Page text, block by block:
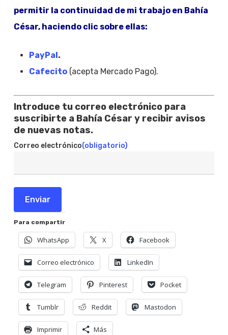
permitir la continuidad de mi trabajo en Bahía
César, haciendo clic sobre ellas:
PayPal .
Cafecito(acepta Mercado Pago).
Introduce tu correo electrónico para
suscribirte a Bahía César y recibir avisos
de nuevas notas.
Correo electrónico(obligatorio)
Enviar
Para compartir
WhatsApp X Facebook
Correo electrónico LinkedIn
Telegram Pinterest Pocket
Tumblr Reddit Mastodon
Imprimir Más